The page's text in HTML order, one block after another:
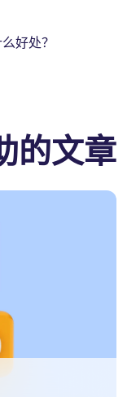
好处？
的文章